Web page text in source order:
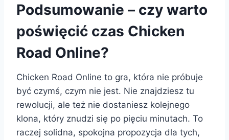
Podsumowanie – czy warto
poświęcić czas Chicken
Road Online?
Chicken Road Online to gra, która nie próbuje
być czymś, czym nie jest. Nie znajdziesz tu
rewolucji, ale też nie dostaniesz kolejnego
klona, który znudzi się po pięciu minutach. To
raczej solidna, spokojna propozycja dla tych,